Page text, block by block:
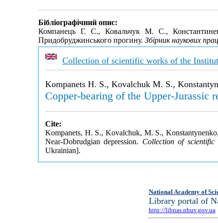
Бібліографічний опис:
Компанець Г. С., Ковальчук М. С.,
Придобруджинського прогину. Збірник наукових
Collection of scientific works of the
Kompanets H. S., Kovalchuk M. S.,
Copper-bearing of the Upper-Jurassic
Cite:
Kompanets, H. S., Kovalchuk, M. S.,
Near-Dobrudgian depression. Collection of
Ukrainian].
National Academy of
Library portal of
http://libnas.nbuv.gov.ua